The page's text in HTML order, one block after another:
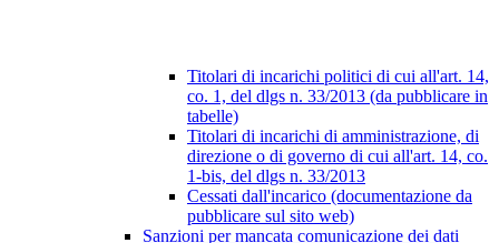
Titolari di incarichi politici di cui all'art. 14,
co. 1, del dlgs n. 33/2013 (da pubblicare in
tabelle)
Titolari di incarichi di amministrazione, di
direzione o di governo di cui all'art. 14, co.
1-bis, del dlgs n. 33/2013
Cessati dall'incarico (documentazione da
pubblicare sul sito web)
Sanzioni per mancata comunicazione dei dati